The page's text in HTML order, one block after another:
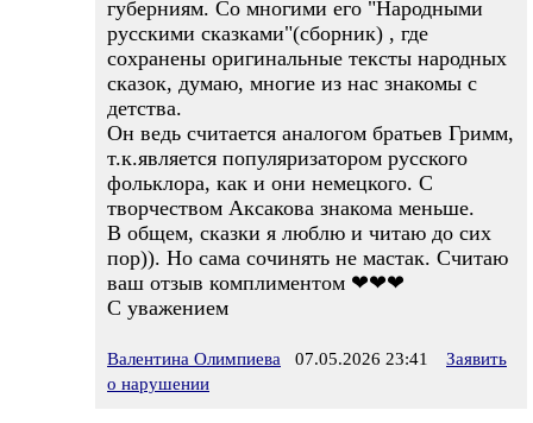
губерниям. Со многими его "Народными
русскими сказками"(сборник) , где
сохранены оригинальные тексты народных
сказок, думаю, многие из нас знакомы с
детства.
Он ведь считается аналогом братьев Гримм,
т.к.является популяризатором русского
фольклора, как и они немецкого. С
творчеством Аксакова знакома меньше.
В общем, сказки я люблю и читаю до сих
пор)). Но сама сочинять не мастак. Считаю
ваш отзыв комплиментом ❤❤❤
С уважением
Валентина Олимпиева 07.05.2026 23:41
Заявить
о нарушении